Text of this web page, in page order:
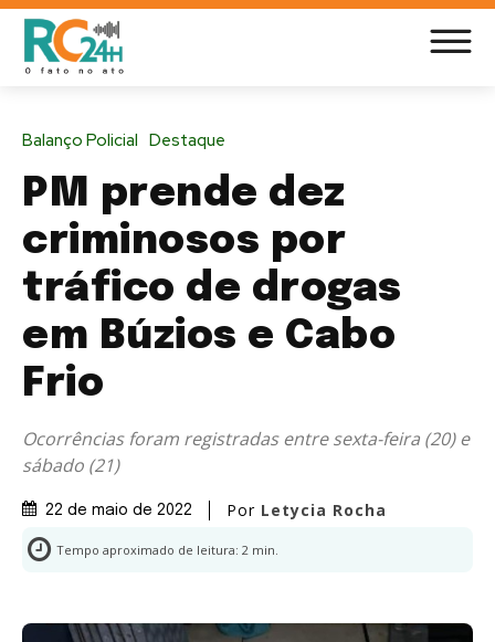
Balanço Policial Destaque
PM prende dez
criminosos por
tráfico de drogas
em Búzios e Cabo
Frio
Ocorrências foram registradas entre sexta-feira (20) e
sábado (21)
22 de maio de 2022 Por Letycia Rocha
Tempo aproximado de leitura: 2 min.